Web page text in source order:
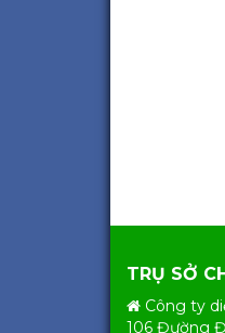
TRỤ SỞ
Công ty
106 Đường